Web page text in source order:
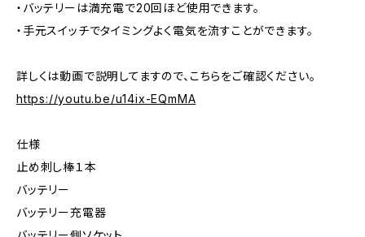
・バッテリーは満充電で20回ほど使用できます。
・手元スイッチでタイミングよく電気を流すことができます。
詳しくは動画で説明してますので、こちらをご確認ください。
https://youtu.be/u14ix-EQmMA
仕様
止め刺し棒１本
バッテリー
バッテリー充電器